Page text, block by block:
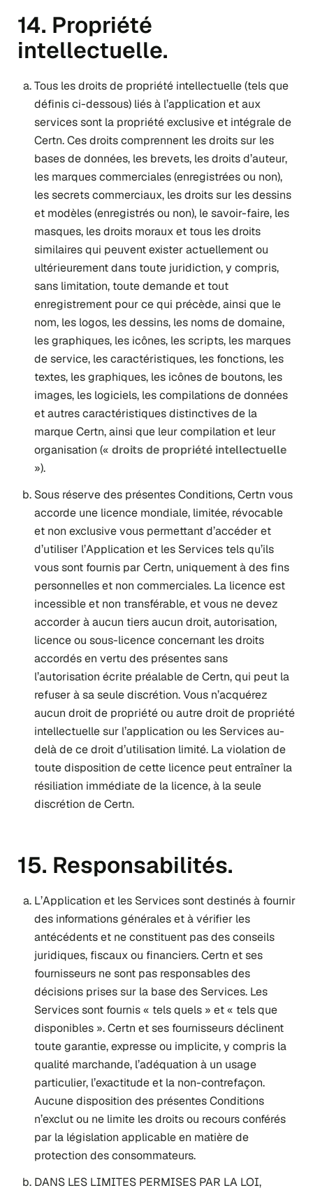
14. Propriété
intellectuelle.
Tous les droits de propriété intellectuelle (tels que
définis ci-dessous) liés à l’application et aux
services sont la propriété exclusive et intégrale de
Certn. Ces droits comprennent les droits sur les
bases de données, les brevets, les droits d’auteur,
les marques commerciales (enregistrées ou non),
les secrets commerciaux, les droits sur les dessins
et modèles (enregistrés ou non), le savoir-faire, les
masques, les droits moraux et tous les droits
similaires qui peuvent exister actuellement ou
ultérieurement dans toute juridiction, y compris,
sans limitation, toute demande et tout
enregistrement pour ce qui précède, ainsi que le
nom, les logos, les dessins, les noms de domaine,
les graphiques, les icônes, les scripts, les marques
de service, les caractéristiques, les fonctions, les
textes, les graphiques, les icônes de boutons, les
images, les logiciels, les compilations de données
et autres caractéristiques distinctives de la
marque Certn, ainsi que leur compilation et leur
organisation (« droits de propriété intellectuelle
»).
Sous réserve des présentes Conditions, Certn vous
accorde une licence mondiale, limitée, révocable
et non exclusive vous permettant d’accéder et
d’utiliser l’Application et les Services tels qu’ils
vous sont fournis par Certn, uniquement à des fins
personnelles et non commerciales. La licence est
incessible et non transférable, et vous ne devez
accorder à aucun tiers aucun droit, autorisation,
licence ou sous-licence concernant les droits
accordés en vertu des présentes sans
l’autorisation écrite préalable de Certn, qui peut la
refuser à sa seule discrétion. Vous n’acquérez
aucun droit de propriété ou autre droit de propriété
intellectuelle sur l’application ou les Services au-
delà de ce droit d’utilisation limité. La violation de
toute disposition de cette licence peut entraîner la
résiliation immédiate de la licence, à la seule
discrétion de Certn.
15. Responsabilités.
L’Application et les Services sont destinés à fournir
des informations générales et à vérifier les
antécédents et ne constituent pas des conseils
juridiques, fiscaux ou financiers. Certn et ses
fournisseurs ne sont pas responsables des
décisions prises sur la base des Services. Les
Services sont fournis « tels quels » et « tels que
disponibles ». Certn et ses fournisseurs déclinent
toute garantie, expresse ou implicite, y compris la
qualité marchande, l’adéquation à un usage
particulier, l’exactitude et la non-contrefaçon.
Aucune disposition des présentes Conditions
n’exclut ou ne limite les droits ou recours conférés
par la législation applicable en matière de
protection des consommateurs.
DANS LES LIMITES PERMISES PAR LA LOI,